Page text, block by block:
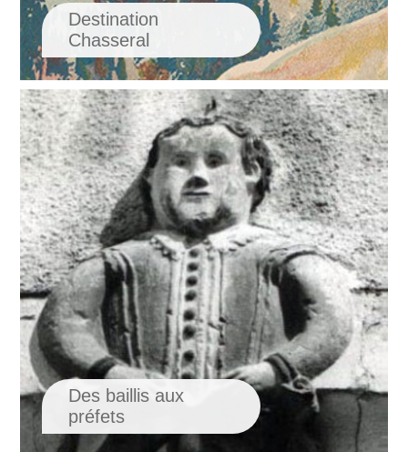
Destination
Chasseral
Des baillis aux
préfets